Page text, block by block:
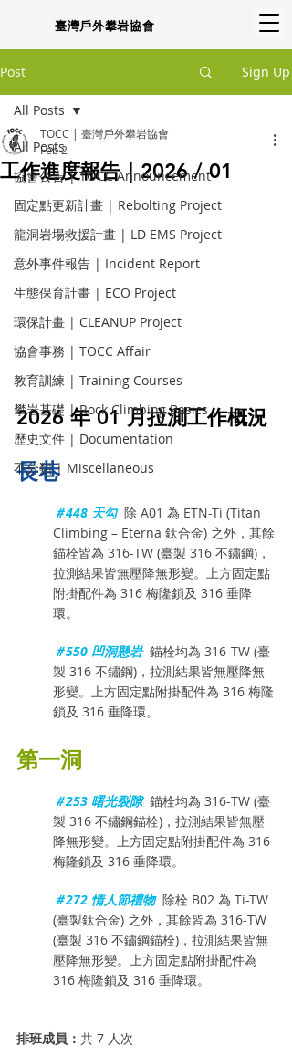
臺灣戶外攀岩協會
Post Sign Up
All Posts
協會公告 | TOCC Announcement
固定點更新計畫 | Rebolting Project
龍洞岩場救援計畫 | LD EMS Project
意外事件報告 | Incident Report
生態保育計畫 | ECO Project
環保計畫 | CLEANUP Project
協會事務 | TOCC Affair
教育訓練 | Training Courses
攀岩基礎 | Rock Climbing Basics
歷史文件 | Documentation
不分類 | Miscellaneous
All Posts
工作進度報告｜2026 / 01
TOCC | 臺灣戶外攀岩協會
Feb 2
2026 年 01 月拉測工作概況
長巷
＃448 天勾 除 A01 為 ETN-Ti (Titan
Climbing – Eterna 鈦合金) 之外，其餘
錨栓皆為 316-TW (臺製 316 不鏽鋼)，
拉測結果皆無壓降無形變。上方固定點
附掛配件為 316 梅隆鎖及 316 垂降
環。
＃550 凹洞懸岩 錨栓均為 316-TW (臺
製 316 不鏽鋼)，拉測結果皆無壓降無
形變。上方固定點附掛配件為 316 梅隆
鎖及 316 垂降環。
第一洞
＃253 曙光裂隙 錨栓均為 316-TW (臺
製 316 不鏽鋼錨栓)，拉測結果皆無壓
降無形變。上方固定點附掛配件為 316
梅隆鎖及 316 垂降環。
＃272 情人節禮物 除栓 B02 為 Ti-TW
(臺製鈦合金) 之外，其餘皆為 316-TW
(臺製 316 不鏽鋼錨栓)，拉測結果皆無
壓降無形變。上方固定點附掛配件為
316 梅隆鎖及 316 垂降環。
排班成員： 共 7 人次